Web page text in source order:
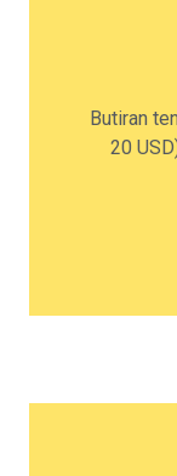
Butiran
20